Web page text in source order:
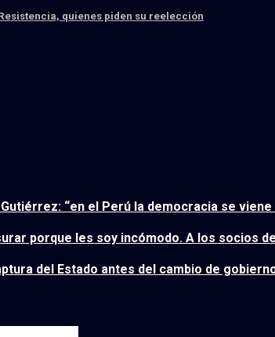
quienes piden su reelección
“en el Perú la democracia se viene
porque les soy incómodo. A los socios
del Estado antes del cambio de